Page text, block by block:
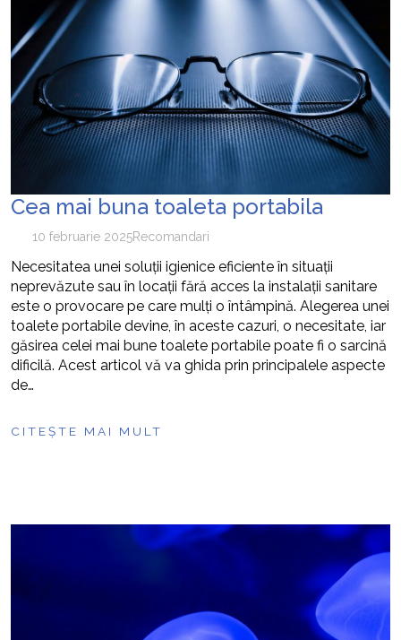
Cea mai buna toaleta portabila
10 februarie 2025Recomandari
Necesitatea unei soluții igienice eficiente în situații
neprevăzute sau în locații fără acces la instalații sanitare
este o provocare pe care mulți o întâmpină. Alegerea unei
toalete portabile devine, în aceste cazuri, o necesitate, iar
găsirea celei mai bune toalete portabile poate fi o sarcină
dificilă. Acest articol vă va ghida prin principalele aspecte
de…
CITEȘTE MAI MULT